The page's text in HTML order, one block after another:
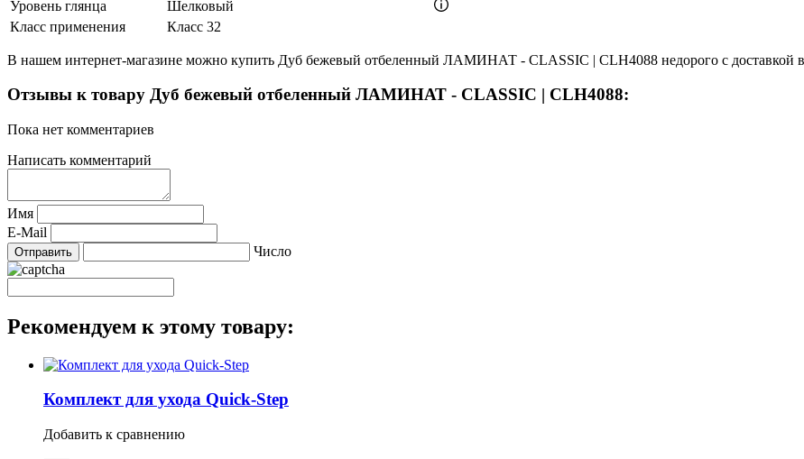
Уровень глянца
Шелковый
Класс применения
Класс 32
В нашем интернет-магазине можно купить Дуб бежевый отбеленный ЛАМИНАТ - CLASSIC | CLH4088 недорого с доставкой
Отзывы к товару Дуб бежевый отбеленный ЛАМИНАТ - CLASSIC | CLH4088:
Пока нет комментариев
Написать комментарий
Имя
E-Mail
Число
Рекомендуем к этому товару:
Комплект для ухода Quick-Step
Добавить к сравнению